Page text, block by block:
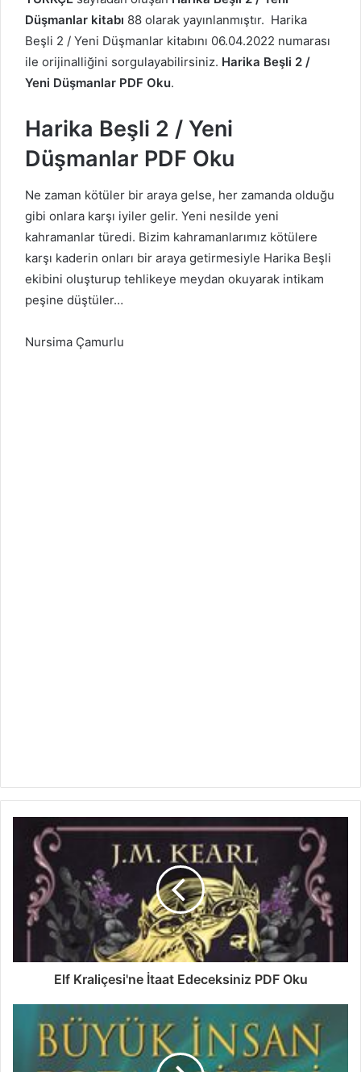
Düşmanlar kitabı 88 olarak yayınlanmıştır. Harika
Beşli 2 / Yeni Düşmanlar kitabını 06.04.2022 numarası
ile orijinalliğini sorgulayabilirsiniz. Harika Beşli 2 /
Yeni Düşmanlar PDF Oku.
Harika Beşli 2 / Yeni
Düşmanlar PDF Oku
Ne zaman kötüler bir araya gelse, her zamanda olduğu
gibi onlara karşı iyiler gelir. Yeni nesilde yeni
kahramanlar türedi. Bizim kahramanlarımız kötülere
karşı kaderin onları bir araya getirmesiyle Harika Beşli
ekibini oluşturup tehlikeye meydan okuyarak intikam
peşine düştüler…
Nursima Çamurlu
Elf Kraliçesi'ne İtaat Edeceksiniz PDF Oku